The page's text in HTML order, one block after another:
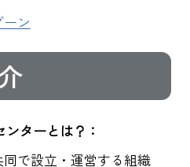
ン
ンターとは？：
で設立・運営する組織